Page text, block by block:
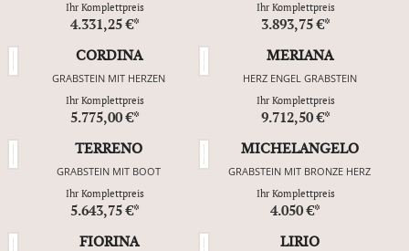
Ihr Komplettpreis
4.331,25 €*
Ihr Komplettpreis
3.893,75 €*
CORDINA
GRABSTEIN MIT HERZEN
Ihr Komplettpreis
5.775,00 €*
MERIANA
HERZ ENGEL GRABSTEIN
Ihr Komplettpreis
9.712,50 €*
TERRENO
GRABSTEIN MIT BOOT
Ihr Komplettpreis
5.643,75 €*
MICHELANGELO
GRABSTEIN MIT BRONZE HERZ
Ihr Komplettpreis
4.050 €*
FIORINA
LIRIO